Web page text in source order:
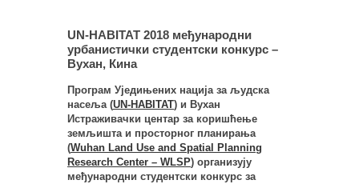
UN-HABITAT 2018 међународни
урбанистички студентски конкурс –
Вухан, Кина
Програм Уједињених нација за људска
насеља (UN-HABITAT) и Вухан
Истраживачки центар за коришћење
земљишта и просторног планирања
(Wuhan Land Use and Spatial Planning
Research Center – WLSP) организују
међународни студентски конкурс за